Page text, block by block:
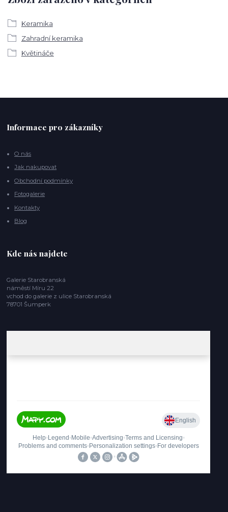
Keramika
Zahradní keramika
Květináče
Informace pro zákazníky
O nás
Jak nakupovat
Obchodní podmínky
Fotogalerie
Kontakty
Blog
Kde nás najdete
Galerie Starobranská
náměstí Míru 22
vchod do galerie z ulice Starobranská
78701 Šumperk